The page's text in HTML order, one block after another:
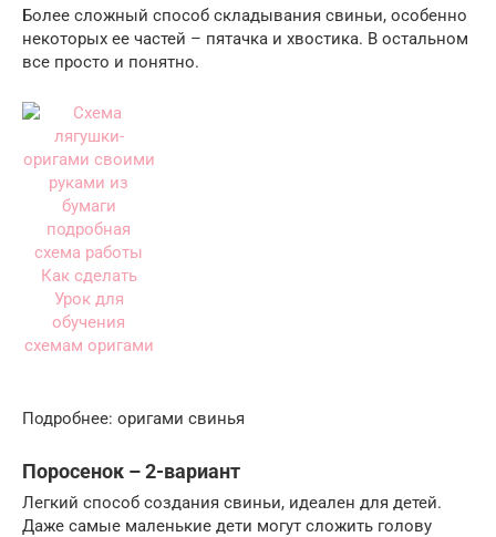
Более сложный способ складывания свиньи, особенно
некоторых ее частей – пятачка и хвостика. В остальном
все просто и понятно.
Подробнее: оригами свинья
Поросенок – 2-вариант
Легкий способ создания свиньи, идеален для детей.
Даже самые маленькие дети могут сложить голову